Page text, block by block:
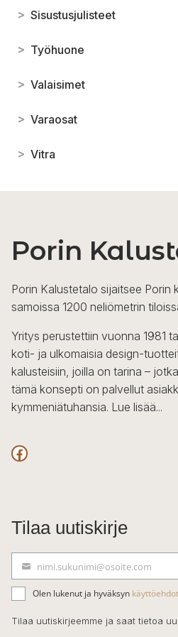
> Sisustusjulisteet
> Työhuone
> Valaisimet
> Varaosat
> Vitra
Porin
Porin Kalustetalo sijaitsee
samoissa 1200 neliömetrin
Yritys perustettiin vuonna 1981
koti- ja ulkomaisia design-
kalusteisiin, joilla on tarina –
tämä konsepti on palvellut
kymmeniätuhansia. Lue lisää...
Facebook
Tilaa uutiskirje
ä
h
k
nimi.sukunimi@osoite.com
Olen lukenut ja hyväksyn käyttöehdot
Tilaa uutiskirjeemme ja saat tietoa